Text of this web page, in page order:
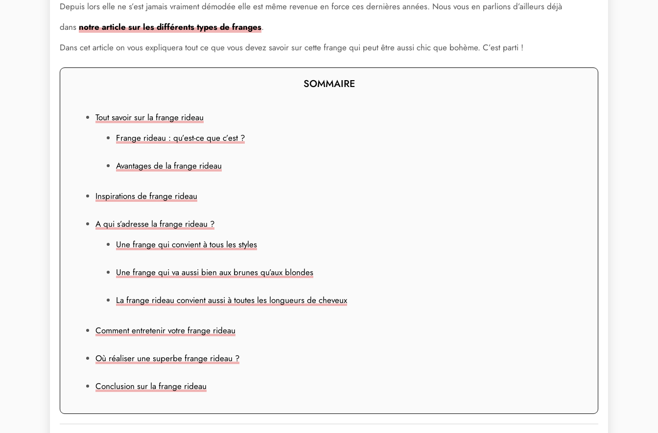
Depuis lors elle ne s’est jamais vraiment démodée elle est même revenue en force ces dernières années. Nous vous en parlions d’ailleurs déjà
dans notre article sur les différents types de franges.
Dans cet article on vous expliquera tout ce que vous devez savoir sur cette frange qui peut être aussi chic que bohème. C’est parti !
SOMMAIRE
Tout savoir sur la frange rideau
Frange rideau : qu’est-ce que c’est ?
Avantages de la frange rideau
Inspirations de frange rideau
A qui s’adresse la frange rideau ?
Une frange qui convient à tous les styles
Une frange qui va aussi bien aux brunes qu’aux blondes
La frange rideau convient aussi à toutes les longueurs de cheveux
Comment entretenir votre frange rideau
Où réaliser une superbe frange rideau ?
Conclusion sur la frange rideau